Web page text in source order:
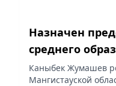
Назначен
среднего
Министерства
Каныбек Жумашев
Мангистауской